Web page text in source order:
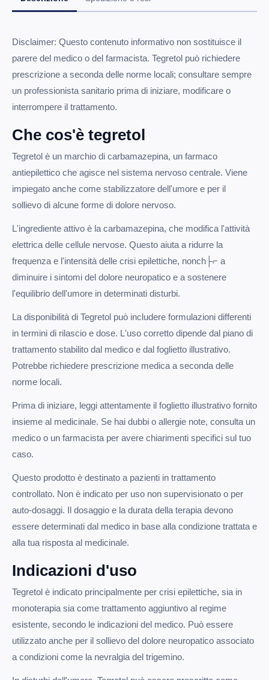
Disclaimer: Questo contenuto informativo non sostituisce il
parere del medico o del farmacista. Tegretol può richiedere
prescrizione a seconda delle norme locali; consultare sempre
un professionista sanitario prima di iniziare, modificare o
interrompere il trattamento.
Che cos'è tegretol
Tegretol è un marchio di carbamazepina, un farmaco
antiepilettico che agisce nel sistema nervoso centrale. Viene
impiegato anche come stabilizzatore dell'umore e per il
sollievo di alcune forme di dolore nervoso.
L'ingrediente attivo è la carbamazepina, che modifica l'attività
elettrica delle cellule nervose. Questo aiuta a ridurre la
frequenza e l'intensità delle crisi epilettiche, nonch├⌐ a
diminuire i sintomi del dolore neuropatico e a sostenere
l'equilibrio dell'umore in determinati disturbi.
La disponibilità di Tegretol può includere formulazioni differenti
in termini di rilascio e dose. L'uso corretto dipende dal piano di
trattamento stabilito dal medico e dal foglietto illustrativo.
Potrebbe richiedere prescrizione medica a seconda delle
norme locali.
Prima di iniziare, leggi attentamente il foglietto illustrativo fornito
insieme al medicinale. Se hai dubbi o allergie note, consulta un
medico o un farmacista per avere chiarimenti specifici sul tuo
caso.
Questo prodotto è destinato a pazienti in trattamento
controllato. Non è indicato per uso non supervisionato o per
auto-dosaggi. Il dosaggio e la durata della terapia devono
essere determinati dal medico in base alla condizione trattata e
alla tua risposta al medicinale.
Indicazioni d'uso
Tegretol è indicato principalmente per crisi epilettiche, sia in
monoterapia sia come trattamento aggiuntivo al regime
esistente, secondo le indicazioni del medico. Può essere
utilizzato anche per il sollievo del dolore neuropatico associato
a condizioni come la nevralgia del trigemino.